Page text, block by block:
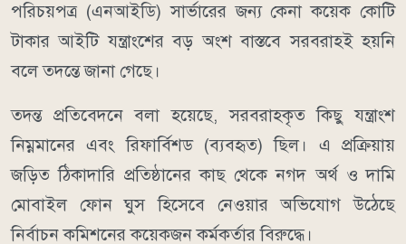
পরিচয়পত্র (এনআইডি) সার্ভারের জন্য কেনা কয়েক কোটি
টাকার আইটি যন্ত্রাংশের বড় অংশ বাস্তবে সরবরাহই হয়নি
বলে তদন্তে জানা গেছে।
তদন্ত প্রতিবেদনে বলা হয়েছে, সরবরাহকৃত কিছু যন্ত্রাংশ
নিম্নমানের এবং রিফার্বিশড (ব্যবহৃত) ছিল। এ প্রক্রিয়ায়
জড়িত ঠিকাদারি প্রতিষ্ঠানের কাছ থেকে নগদ অর্থ ও দামি
মোবাইল ফোন ঘুস হিসেবে নেওয়ার অভিযোগ উঠেছে
নির্বাচন কমিশনের কয়েকজন কর্মকর্তার বিরুদ্ধে।